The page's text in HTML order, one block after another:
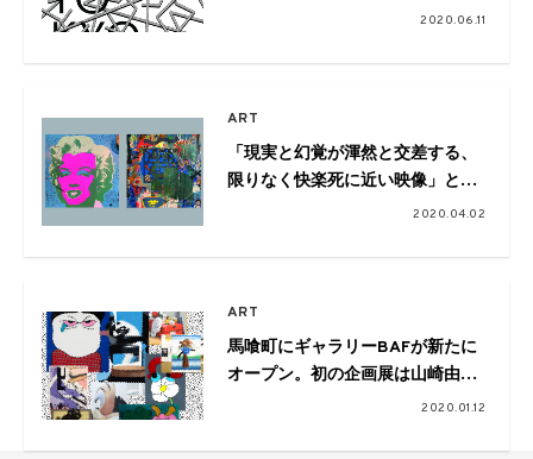
ートを横断する作品が国内外から
2020.06.11
ART
「現実と幻覚が渾然と交差する、
限りなく快楽死に近い映像」と評
される写真家、あかきナンペイに
2020.04.02
ART
馬喰町にギャラリーBAFが新たに
オープン。初の企画展は山崎由紀
子、wimp、添田奈那のグループ展
2020.01.12